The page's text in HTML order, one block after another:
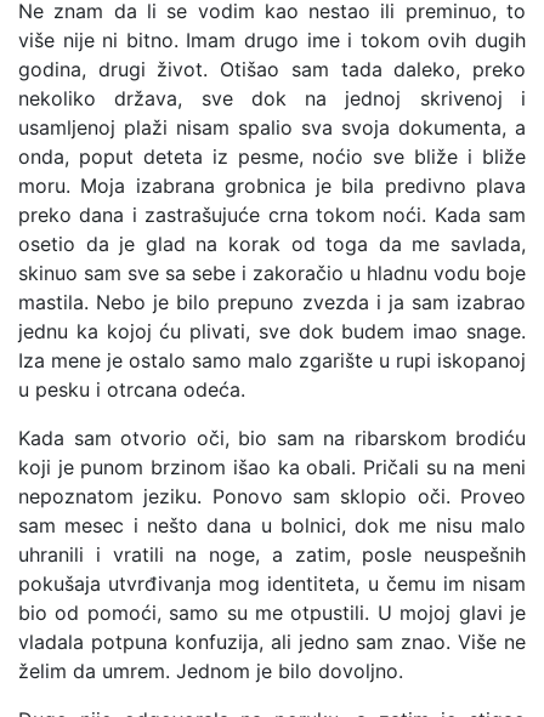
Ne znam da li se vodim kao nestao ili preminuo, to
više nije ni bitno. Imam drugo ime i tokom ovih dugih
godina, drugi život. Otišao sam tada daleko, preko
nekoliko država, sve dok na jednoj skrivenoj i
usamljenoj plaži nisam spalio sva svoja dokumenta, a
onda, poput deteta iz pesme, noćio sve bliže i bliže
moru. Moja izabrana grobnica je bila predivno plava
preko dana i zastrašujuće crna tokom noći. Kada sam
osetio da je glad na korak od toga da me savlada,
skinuo sam sve sa sebe i zakoračio u hladnu vodu boje
mastila. Nebo je bilo prepuno zvezda i ja sam izabrao
jednu ka kojoj ću plivati, sve dok budem imao snage.
Iza mene je ostalo samo malo zgarište u rupi iskopanoj
u pesku i otrcana odeća.
Kada sam otvorio oči, bio sam na ribarskom brodiću
koji je punom brzinom išao ka obali. Pričali su na meni
nepoznatom jeziku. Ponovo sam sklopio oči. Proveo
sam mesec i nešto dana u bolnici, dok me nisu malo
uhranili i vratili na noge, a zatim, posle neuspešnih
pokušaja utvrđivanja mog identiteta, u čemu im nisam
bio od pomoći, samo su me otpustili. U mojoj glavi je
vladala potpuna konfuzija, ali jedno sam znao. Više ne
želim da umrem. Jednom je bilo dovoljno.